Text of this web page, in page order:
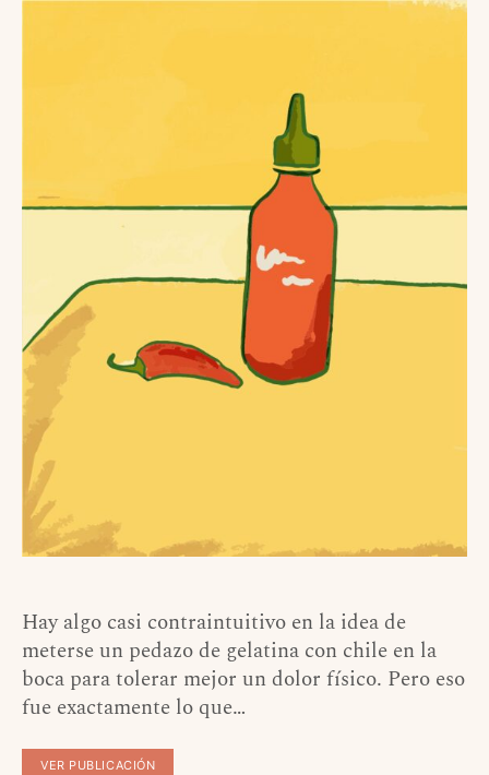
Hay algo casi contraintuitivo en la idea de
meterse un pedazo de gelatina con chile en la
boca para tolerar mejor un dolor físico. Pero eso
fue exactamente lo que…
VER PUBLICACIÓN